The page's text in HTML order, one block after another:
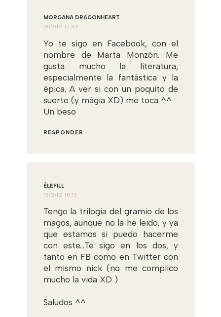
MORGANA DRAGONHEART
13/2/12 17:32
Yo te sigo en Facebook, con el
nombre de Marta Monzón. Me
gusta mucho la literatura,
especialmente la fantástica y la
épica. A ver si con un poquito de
suerte (y mágia XD) me toca ^^
Un beso
RESPONDER
ÉLEFILL
13/2/12 18:13
Tengo la trilogia del gramio de los
magos, aunque no la he leido, y ya
que estamos si puedo hacerme
con este...Te sigo en los dos, y
tanto en FB como en Twitter con
el mismo nick (no me complico
mucho la vida XD )
Saludos ^^